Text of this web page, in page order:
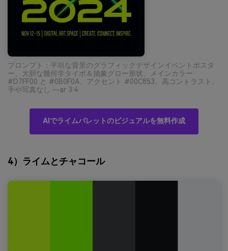
プロンプト：平坦な背景のグラフィックデザインイベントポスタ
ー、大胆な幾何学タイポ＆抽象グロー形状、メインカラー
#D7FF00 と #0B0F0A、アクセント #00C853、高コントラスト、
手や写真なし --ar 3:4
AIでライムパレットのビジュアルを無料作成
4）ライムとチャコール